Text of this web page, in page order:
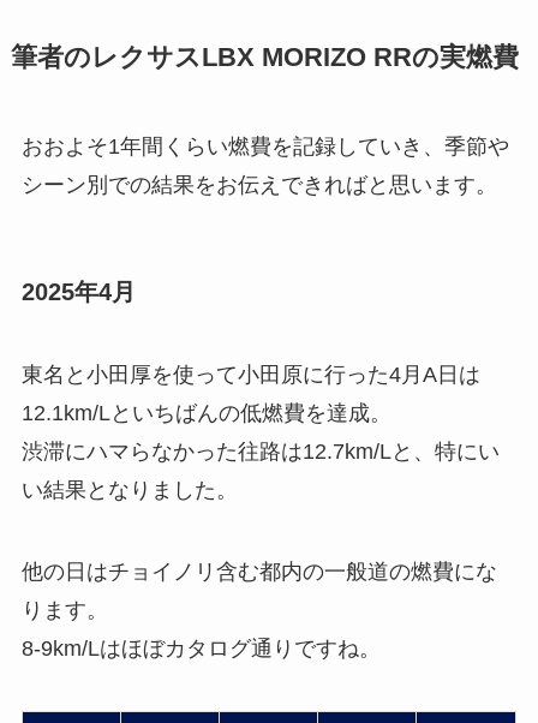
筆者のレクサスLBX MORIZO RRの実燃費
おおよそ1年間くらい燃費を記録していき、季節や
シーン別での結果をお伝えできればと思います。
2025年4月
東名と小田厚を使って小田原に行った4月A日は
12.1km/Lといちばんの低燃費を達成。
渋滞にハマらなかった往路は12.7km/Lと、特にい
い結果となりました。
他の日はチョイノリ含む都内の一般道の燃費にな
ります。
8-9km/Lはほぼカタログ通りですね。